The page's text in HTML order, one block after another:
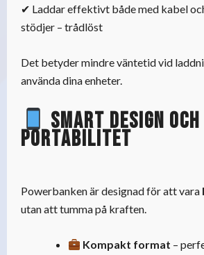
✔ Laddar effektivt både med kabel
stödjer – trådlöst
Det betyder mindre väntetid vid
använda dina enheter.
Smart design och
portabilitet
Powerbanken är designad för att vara
utan att tumma på kraften.
Kompakt format –